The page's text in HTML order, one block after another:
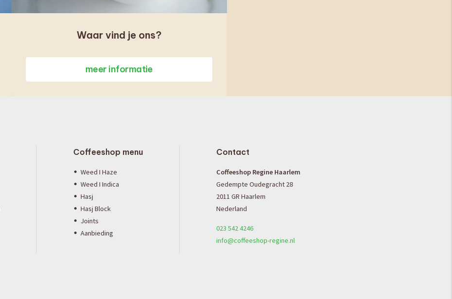
Waar vind je ons?
meer informatie
Coffeeshop menu
Weed I Haze
Weed I Indica
Hasj
Hasj Block
Joints
Aanbieding
Contact
Coffeeshop Regine Haarlem
Gedempte Oudegracht 28
2011 GR Haarlem
Nederland
023 542 4246
info@coffeeshop-regine.nl